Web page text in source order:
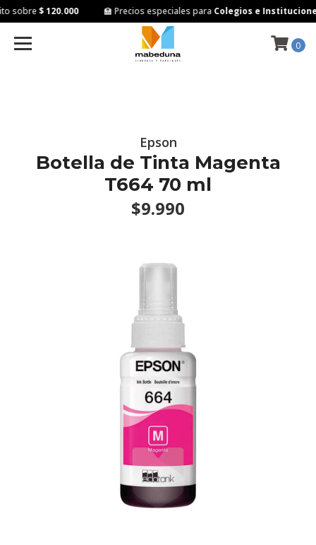
sobre$ 120.000 🏫 Precios especiales paraColegios e Instituciones
0
Epson
Botella de Tinta Magenta
T664 70 ml
$9.990